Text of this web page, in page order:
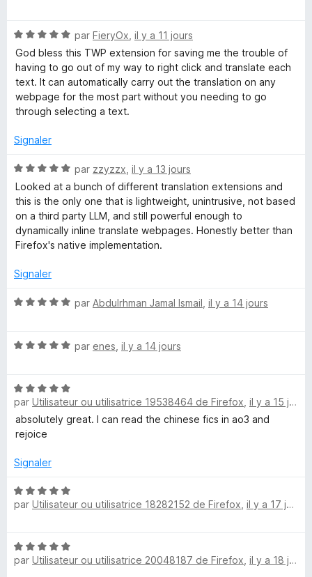
a
t
e
W
e
b
P
a
g
e
s
5
s
u
r
5
N
o
t
é
5
s
r
par FieryOx il y a 11 jours
God bless this TWP extension for saving me the trouble of
having to go out of my way to right click and translate each
text. It can automatically carry out the translation on any
webpage for the most part without you needing to go
through selecting a text.
Signaler
N
o
t
é
5
s
r
par zzyzzx il y a 13 jours
Looked at a bunch of different translation extensions and
this is the only one that is lightweight, unintrusive, not based
on a third party LLM, and still powerful enough to
dynamically inline translate webpages. Honestly better than
Firefox's native implementation.
Signaler
N
é
u
r
5
par Abdulrhman Jamal Ismail il y a 14 jours
N
é
5
s
u
5
par enes il y a 14 jours
N
o
t
é
s
r
5
par Utilisateur ou utilisatrice 19538464 de Firefox il y a 15 jours
absolutely great. I can read the chinese fics in ao3 and
rejoice
Signaler
N
o
5
s
par Utilisateur ou utilisatrice 18282152 de Firefox il y a 17 jours
N
o
par Utilisateur ou utilisatrice 20048187 de Firefox il y a 18 jours